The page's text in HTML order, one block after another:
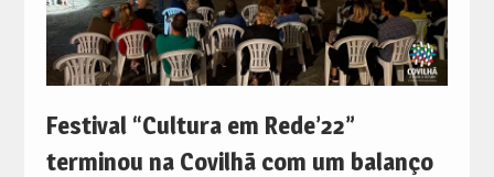
Festival “Cultura em Rede’22”
terminou na Covilhã com um balanço